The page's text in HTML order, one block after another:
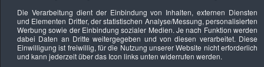
Limite der Paginierungsliste
Anzeige #
Die Verarbeitung dient der Einbindung von Inhalten, externen Diensten
und Elementen Dritter, der statistischen Analyse/Messung, personalisierten
Werbung sowie der Einbindung sozialer Medien. Je nach Funktion werden
dabei Daten an Dritte weitergegeben und von diesen verarbeitet. Diese
Einwilligung ist freiwillig, für die Nutzung unserer Website nicht erforderlich
und kann jederzeit über das Icon links unten widerrufen werden.